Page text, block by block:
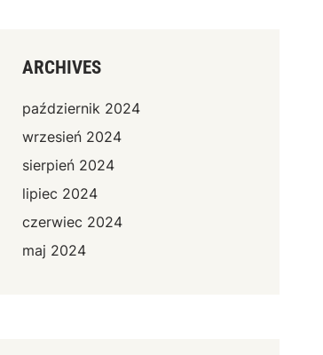
ARCHIVES
październik 2024
wrzesień 2024
sierpień 2024
lipiec 2024
czerwiec 2024
maj 2024